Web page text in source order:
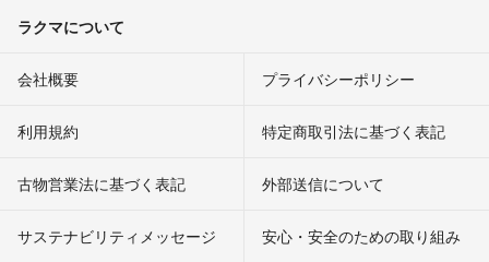
ラクマについて
会社概要 プライバシーポリシー
利用規約 特定商取引法に基づく表記
古物営業法に基づく表記 外部送信について
サステナビリティメッセージ 安心・安全のための取り組み